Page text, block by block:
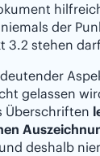
der
3.2 stehen
gelassen
Überschriften
deshalb